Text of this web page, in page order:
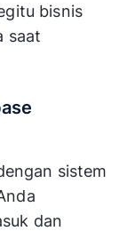
bisnis
saat
sistem
dan